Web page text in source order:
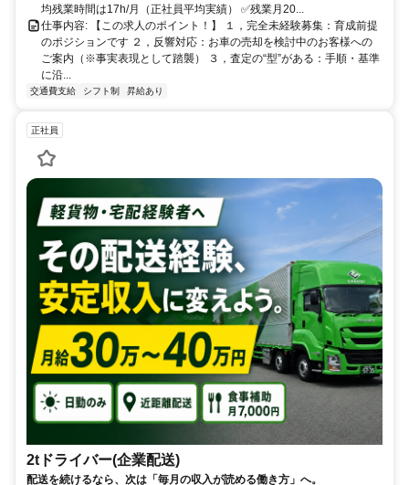
均残業時間は17h/月（正社員平均実績） ✅残業月20...
仕事内容: 【この求人のポイント！】 １，完全未経験募集：育成前提
のポジションです ２，反響対応：お車の売却を検討中のお客様への
ご案内（※事実表現として踏襲） ３，査定の“型”がある：手順・基準
に沿...
交通費支給 シフト制 昇給あり
正社員
2tドライバー(企業配送)
配送を続けるなら、次は「毎月の収入が読める働き方」へ。